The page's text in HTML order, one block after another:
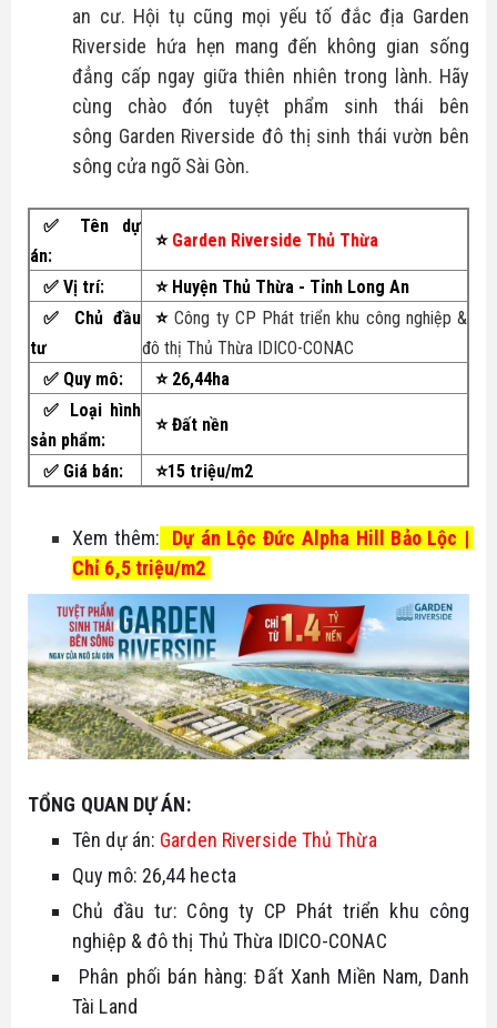
an cư. Hội tụ cũng mọi yếu tố đắc địa Garden
Riverside hứa hẹn mang đến không gian sống
đẳng cấp ngay giữa thiên nhiên trong lành. Hãy
cùng chào đón tuyệt phẩm sinh thái bên
sông Garden Riverside đô thị sinh thái vườn bên
sông cửa ngõ Sài Gòn.
✅ Tên dự
án:
⭐ Garden Riverside Thủ Thừa
✅ Vị trí:
⭐ Huyện Thủ Thừa - Tỉnh Long An
✅ Chủ đầu
tư
⭐Công ty CP Phát triển khu công nghiệp &
đô thị Thủ Thừa IDICO-CONAC
✅ Quy mô:
⭐ 26,44ha
✅ Loại hình
sản phẩm:
⭐ Đất nền
✅ Giá bán: ⭐15 triệu/m2
Xem thêm:
Dự án Lộc Đức Alpha Hill Bảo Lộc |
Chỉ 6,5 triệu/m2
TỔNG QUAN DỰ ÁN:
Tên dự án: Garden Riverside Thủ Thừa
Quy mô: 26,44 hecta
Chủ đầu tư: Công ty CP Phát triển khu công
nghiệp & đô thị Thủ Thừa IDICO-CONAC
Tài Land